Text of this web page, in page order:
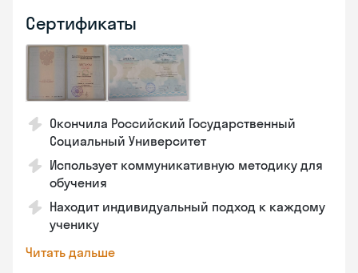
Сертификаты
Окончила Российский Государственный
Социальный Университет
Использует коммуникативную методику для
обучения
Находит индивидуальный подход к каждому
ученику
Читать дальше